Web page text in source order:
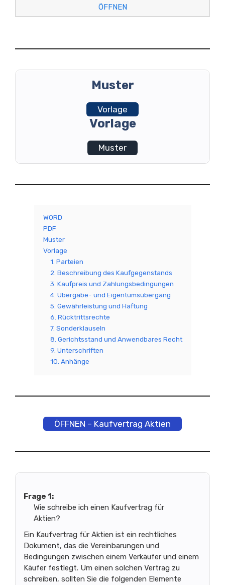
ÖFFNEN
Muster
Vorlage
Vorlage
Muster
WORD
PDF
Muster
Vorlage
1. Parteien
2. Beschreibung des Kaufgegenstands
3. Kaufpreis und Zahlungsbedingungen
4. Übergabe- und Eigentumsübergang
5. Gewährleistung und Haftung
6. Rücktrittsrechte
7. Sonderklauseln
8. Gerichtsstand und Anwendbares Recht
9. Unterschriften
10. Anhänge
ÖFFNEN – Kaufvertrag Aktien
Frage 1:
Wie schreibe ich einen Kaufvertrag für
Aktien?
Ein Kaufvertrag für Aktien ist ein rechtliches
Dokument, das die Vereinbarungen und
Bedingungen zwischen einem Verkäufer und einem
Käufer festlegt. Um einen solchen Vertrag zu
schreiben, sollten Sie die folgenden Elemente